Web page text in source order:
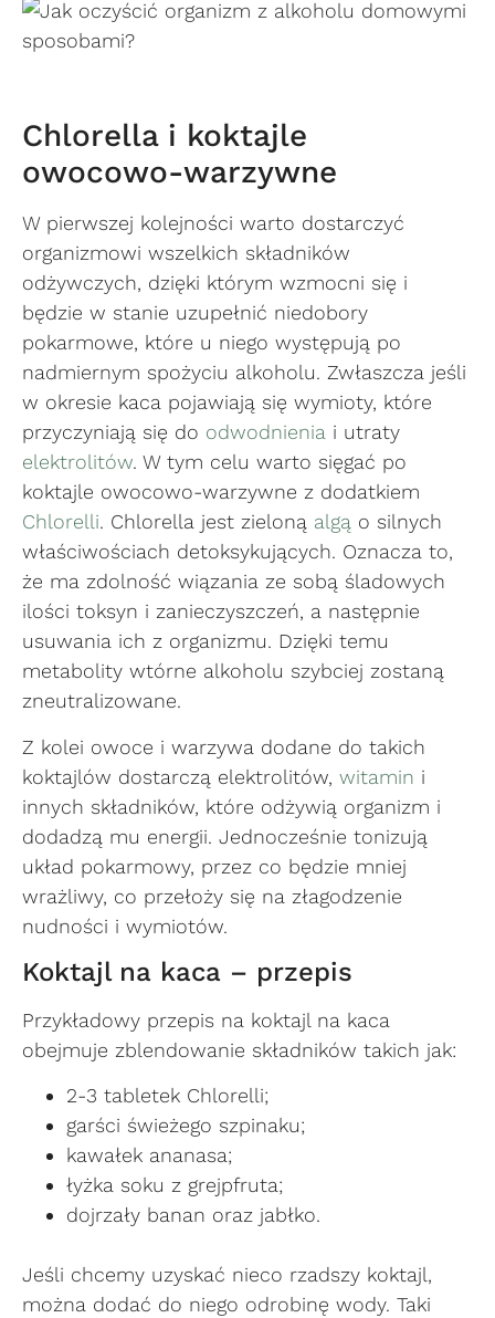
Chlorella i koktajle
owocowo-warzywne
W pierwszej kolejności warto dostarczyć
organizmowi wszelkich składników
odżywczych, dzięki którym wzmocni się i
będzie w stanie uzupełnić niedobory
pokarmowe, które u niego występują po
nadmiernym spożyciu alkoholu. Zwłaszcza jeśli
w okresie kaca pojawiają się wymioty, które
przyczyniają się do odwodnienia i utraty
elektrolitów. W tym celu warto sięgać po
koktajle owocowo-warzywne z dodatkiem
Chlorelli. Chlorella jest zieloną algą o silnych
właściwościach detoksykujących. Oznacza to,
że ma zdolność wiązania ze sobą śladowych
ilości toksyn i zanieczyszczeń, a następnie
usuwania ich z organizmu. Dzięki temu
metabolity wtórne alkoholu szybciej zostaną
zneutralizowane.
Z kolei owoce i warzywa dodane do takich
koktajlów dostarczą elektrolitów, witamin i
innych składników, które odżywią organizm i
dodadzą mu energii. Jednocześnie tonizują
układ pokarmowy, przez co będzie mniej
wrażliwy, co przełoży się na złagodzenie
nudności i wymiotów.
Koktajl na kaca – przepis
Przykładowy przepis na koktajl na kaca
obejmuje zblendowanie składników takich jak:
2-3 tabletek Chlorelli;
garści świeżego szpinaku;
kawałek ananasa;
łyżka soku z grejpfruta;
dojrzały banan oraz jabłko.
Jeśli chcemy uzyskać nieco rzadszy koktajl,
można dodać do niego odrobinę wody. Taki